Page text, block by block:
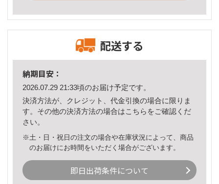
配送する
納期目安：
2026.07.29 21:33頃のお届け予定です。
決済方法が、クレジット、代金引換の場合に限りま
す。その他の決済方法の場合はこちら をご確認くだ
さい。
※土・日・祝日の注文の場合や在庫状況によって、商品
のお届けにお時間をいただく場合がございます。
即日出荷条件について